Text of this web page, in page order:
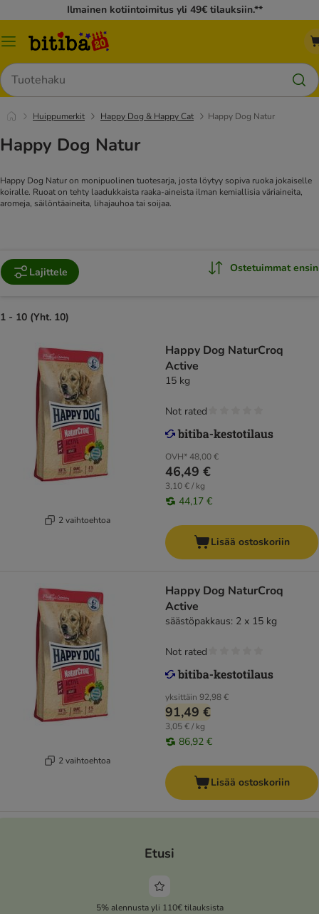
Ilmainen kotiintoimitus yli 49€ tilauksiin.**
Katalogivalikko
Hae
Huippumerkit Happy Dog & Happy Cat Happy Dog Natur
Happy Dog Natur
Happy Dog Natur on monipuolinen tuotesarja, josta löytyy sopiva ruoka jokaiselle
koiralle. Ruoat on tehty laadukkaista raaka-aineista ilman kemiallisia väriaineita,
aromeja, säilöntäaineita, lihajauhoa tai soijaa.
Lajittele Ostetuimmat ensin
1 - 10 (Yht. 10)
2 vaihtoehtoa
Happy Dog NaturCroq
Active
15 kg
OVH*48,00 €
46,49 €
3,10 € / kg
44,17 €
Not rated
Lisää ostoskoriin
2 vaihtoehtoa
Happy Dog NaturCroq
Active
säästöpakkaus: 2 x 15 kg
yksittäin 92,98 €
91,49 €
3,05 € / kg
86,92 €
Not rated
Lisää ostoskoriin
Etusi
5% alennusta yli 110€ tilauksista